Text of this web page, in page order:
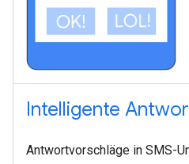
Intelligente
Antwortvorschläge in SMS-